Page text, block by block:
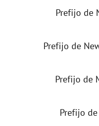
Prefijo de
Prefijo de
Prefijo de
Prefijo